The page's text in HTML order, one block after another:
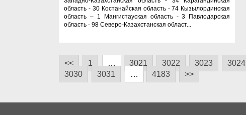
область - 30 Костанайская область - 74 Кызылординская
область – 1 Мангистауская область - 3 Павлодарская
область - 98 Северо-Казахстанская област...
<< 1 … 3021 3022 3023 3024
3030
3031 … 4183 >>